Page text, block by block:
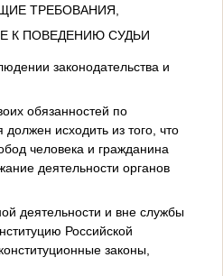
ТРЕБОВАНИЯ,
К ПОВЕДЕНИЮ СУДЬИ
законодательства и
обязанностей по
исходить из того, что
человека и гражданина
деятельности органов
деятельности и вне службы
Российской
законы,